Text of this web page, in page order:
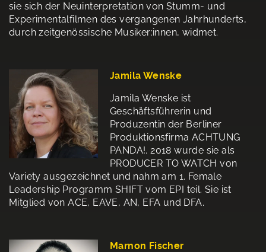
sie sich der Neuinterpretation von Stumm- und
Experimentalfilmen des vergangenen Jahrhunderts,
durch zeitgenössische Musiker:innen, widmet.
Jamila Wenske
Jamila Wenske ist
Geschäftsführerin und
Produzentin der Berliner
Produktionsfirma ACHTUNG
PANDA!. 2018 wurde sie als
PRODUCER TO WATCH von
Variety ausgezeichnet und nahm am 1. Female
Leadership Programm SHIFT vom EPI teil. Sie ist
Mitglied von ACE, EAVE, AN, EFA und DFA.
Marnon Fischer